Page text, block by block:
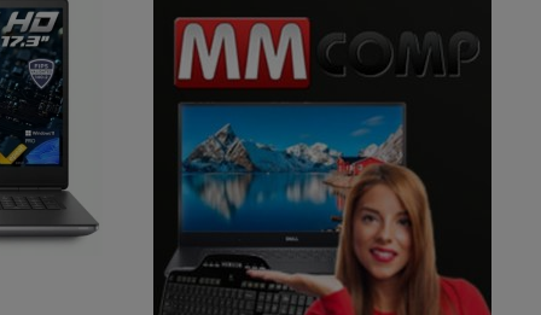
więc Wszystkie nasze produkty objęte są
gwaracją, a nasz doświadczony
personel pomoże w wyborze
optymalnego sprzętu, oraz pomoże